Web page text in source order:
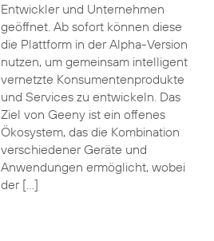
Entwickler und Unternehmen
geöffnet. Ab sofort können diese
die Plattform in der Alpha-Version
nutzen, um gemeinsam intelligent
vernetzte Konsumentenprodukte
und Services zu entwickeln. Das
Ziel von Geeny ist ein offenes
Ökosystem, das die Kombination
verschiedener Geräte und
Anwendungen ermöglicht, wobei
der […]